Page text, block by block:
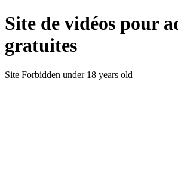
Site de vidéos pour
gratuites
Site Forbidden under 18 years old